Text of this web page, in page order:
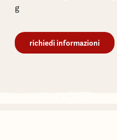
g
richiedi informazioni